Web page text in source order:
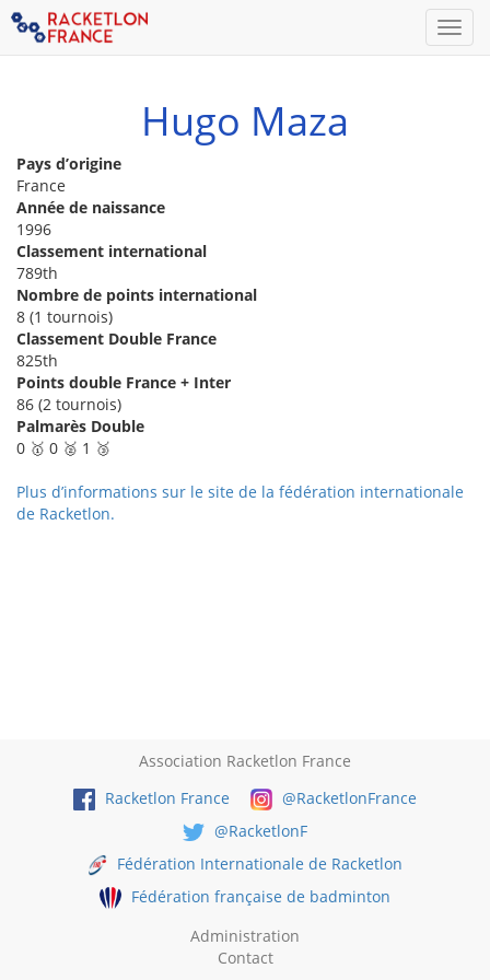
Menu
Hugo Maza
Pays d’origine
France
Année de naissance
1996
Classement international
789th
Nombre de points international
8 (1 tournois)
Classement Double France
825th
Points double France + Inter
86 (2 tournois)
Palmarès Double
0 🥇 0 🥈 1 🥉
Plus d’informations sur le site de la fédération internationale
de Racketlon.
Association Racketlon France
Racketlon France
@RacketlonFrance
@RacketlonF
Fédération Internationale de Racketlon
Fédération française de badminton
Administration
Contact